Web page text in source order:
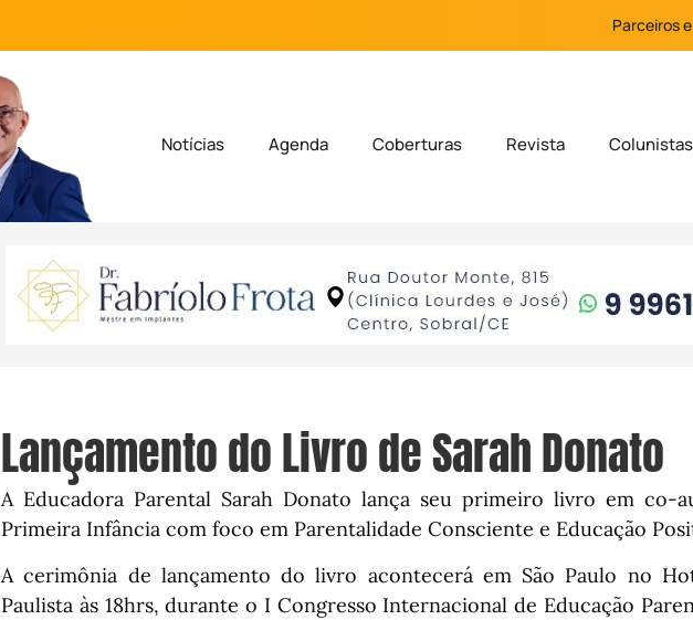
Parceiros
Notícias Agenda Coberturas Revista Colunistas
Lançamento do Livro de Sarah Donato
A Educadora Parental Sarah Donato lança seu primeiro livro em co-
Primeira Infância com foco em Parentalidade Consciente e Educação
A cerimônia de lançamento do livro acontecerá em São Paulo no
Paulista às 18hrs, durante o I Congresso Internacional de Educação